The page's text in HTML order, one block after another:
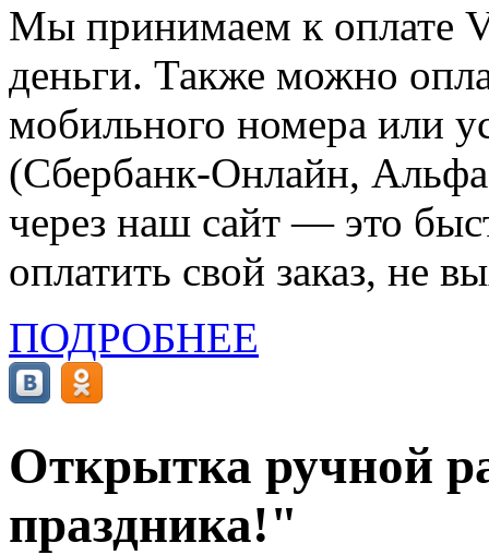
Мы принимаем к оплате
деньги. Также можно
мобильного номера или
(Сбербанк-Онлайн,
через наш сайт — это
оплатить свой заказ, не
ПОДРОБНЕЕ
Открытка ручной
праздника!"